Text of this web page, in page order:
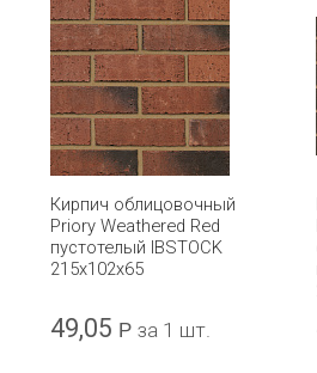
Кирпич облицовочный
Priory Weathered Red
пустотелый IBSTOCK
215x102x65
49,05 Р за 1 шт.